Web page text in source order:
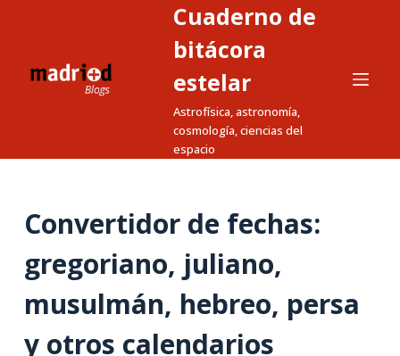
a
o
Cuaderno de
bitácora
estelar
Astrofísica, astronomía,
cosmología, ciencias del
espacio
Convertidor de fechas:
gregoriano, juliano,
musulmán, hebreo, persa
y otros calendarios